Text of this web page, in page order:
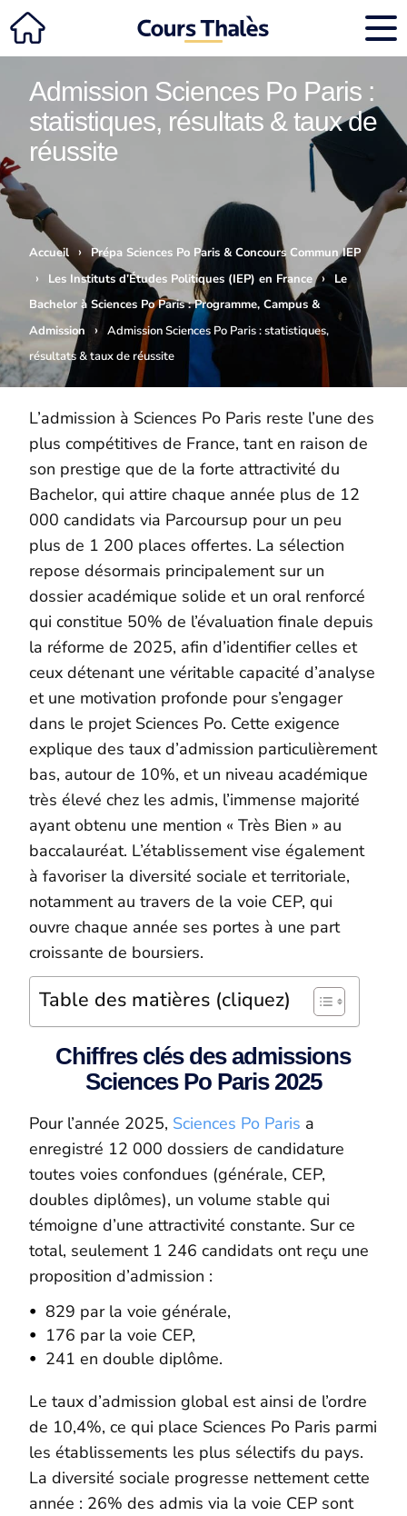
Admission Sciences Po Paris :
statistiques, résultats & taux de
réussite
Accueil › Prépa Sciences Po Paris & Concours Commun IEP
› Les Instituts d’Études Politiques (IEP) en France ›
Le
Bachelor à Sciences Po Paris : Programme, Campus &
Admission
›
Admission Sciences Po Paris : statistiques,
résultats & taux de réussite
L’admission à Sciences Po Paris reste l’une des
plus compétitives de France, tant en raison de
son prestige que de la forte attractivité du
Bachelor, qui attire chaque année plus de 12
000 candidats via Parcoursup pour un peu
plus de 1 200 places offertes. La sélection
repose désormais principalement sur un
dossier académique solide et un oral renforcé
qui constitue 50% de l’évaluation finale depuis
la réforme de 2025, afin d’identifier celles et
ceux détenant une véritable capacité d’analyse
et une motivation profonde pour s’engager
dans le projet Sciences Po. Cette exigence
explique des taux d’admission particulièrement
bas, autour de 10%, et un niveau académique
très élevé chez les admis, l’immense majorité
ayant obtenu une mention « Très Bien » au
baccalauréat. L’établissement vise également
à favoriser la diversité sociale et territoriale,
notamment au travers de la voie CEP, qui
ouvre chaque année ses portes à une part
croissante de boursiers.
Table des matières (cliquez)
Chiffres clés des admissions
Sciences Po Paris 2025
Pour l’année 2025, Sciences Po Paris a
enregistré 12 000 dossiers de candidature
toutes voies confondues (générale, CEP,
doubles diplômes), un volume stable qui
témoigne d’une attractivité constante. Sur ce
total, seulement 1 246 candidats ont reçu une
proposition d’admission :
829 par la voie générale,
176 par la voie CEP,
241 en double diplôme.
Le taux d’admission global est ainsi de l’ordre
de 10,4%, ce qui place Sciences Po Paris parmi
les établissements les plus sélectifs du pays.
La diversité sociale progresse nettement cette
année : 26% des admis via la voie CEP sont